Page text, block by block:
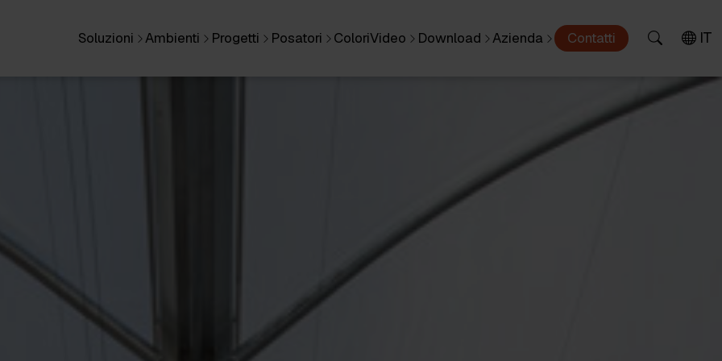
Soluzioni Ambienti Progetti Posatori ColoriVideo Download Azienda Contatti IT